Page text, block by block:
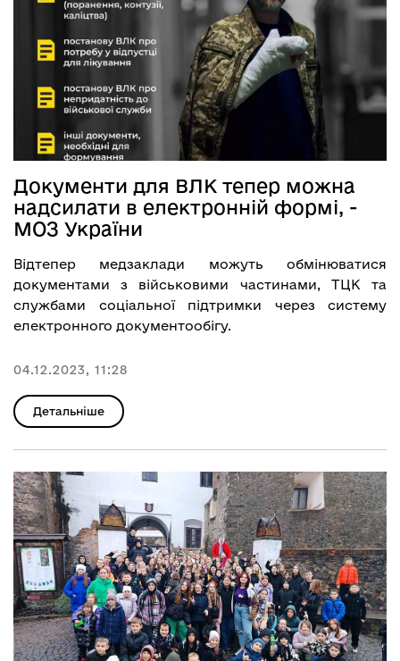
Документи для ВЛК тепер можна
надсилати в електронній формі, -
МОЗ України
Відтепер медзаклади можуть обмінюватися
документами з військовими частинами, ТЦК та
службами соціальної підтримки через систему
електронного документообігу.
04.12.2023, 11:28
Детальніше